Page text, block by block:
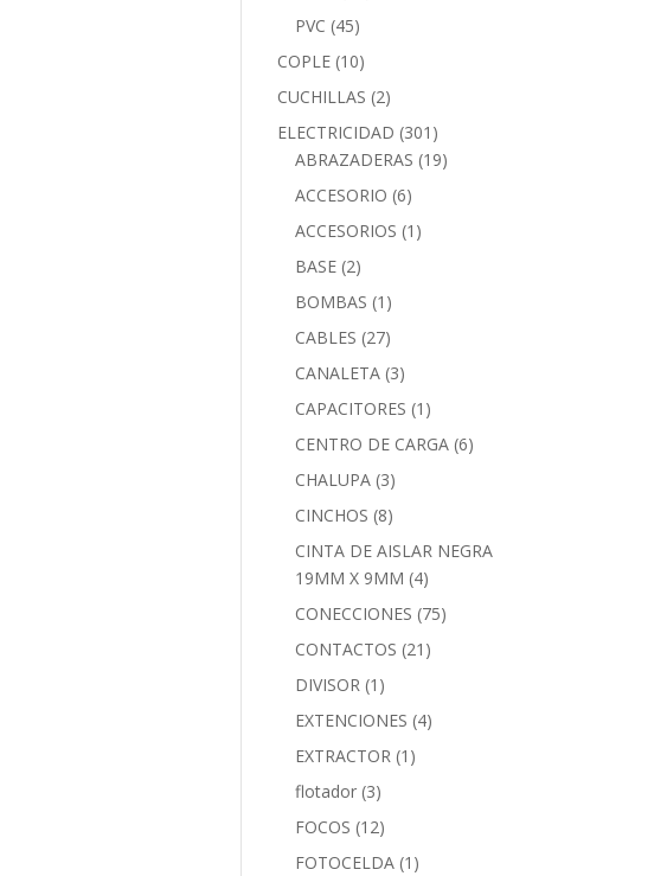
PVC (45)
COPLE (10)
CUCHILLAS (2)
ELECTRICIDAD (301)
ABRAZADERAS (19)
ACCESORIO (6)
ACCESORIOS (1)
BASE (2)
BOMBAS (1)
CABLES (27)
CANALETA (3)
CAPACITORES (1)
CENTRO DE CARGA (6)
CHALUPA (3)
CINCHOS (8)
CINTA DE AISLAR NEGRA
19MM X 9MM (4)
CONECCIONES (75)
CONTACTOS (21)
DIVISOR (1)
EXTENCIONES (4)
EXTRACTOR (1)
flotador (3)
FOCOS (12)
FOTOCELDA (1)